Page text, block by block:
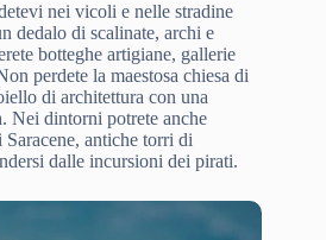
nei vicoli e nelle stradine
dedalo di scalinate, archi e
botteghe artigiane, gallerie
perdete la maestosa chiesa di
di architettura con una
Nei dintorni potrete anche
antiche torri di
dalle incursioni dei pirati.